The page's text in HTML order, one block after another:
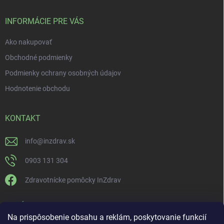
Na prispôsobenie obsahu a reklám, poskytovanie funkcií
INFORMÁCIE PRE VÁS
Ako nakupovať
Obchodné podmienky
Podmienky ochrany osobných údajov
Hodnotenie obchodu
KONTAKT
info@inzdrav.sk
0903 131 304
Zdravotnícke pomôcky InZdrav